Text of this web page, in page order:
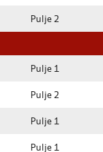
Pulje 2
Pulje 1
Pulje 2
Pulje 1
Pulje 1